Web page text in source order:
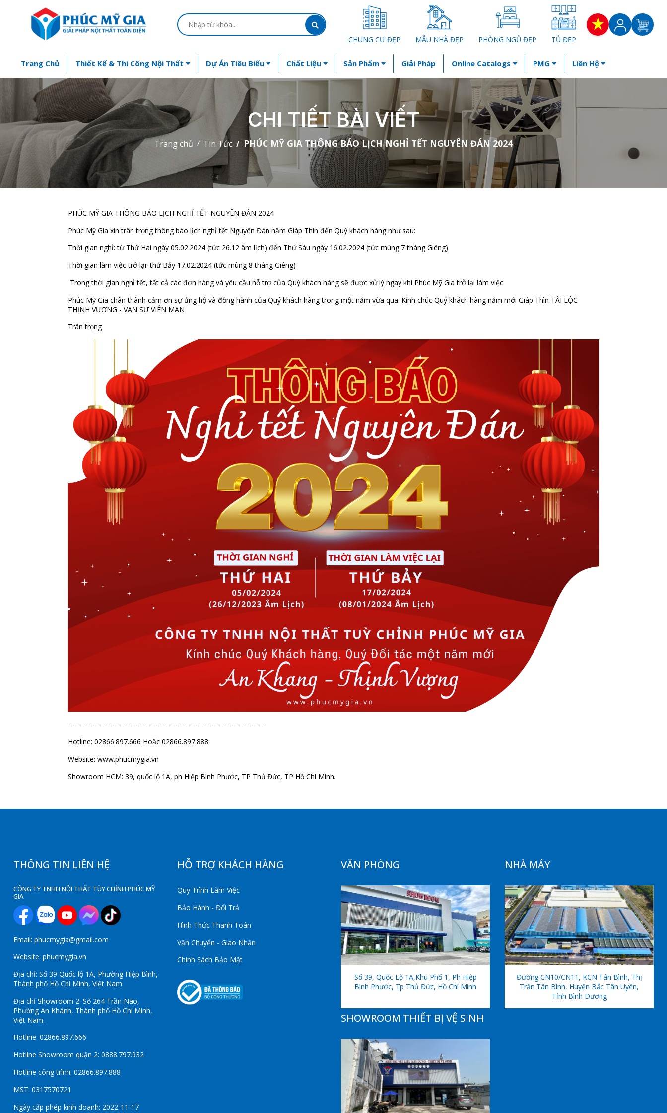
CHUNG CƯ ĐẸP MẪU NHÀ ĐẸP PHÒNG NGỦ ĐẸP TỦ ĐẸP
Trang Chủ Thiết Kế & Thi Công Nội Thất Dự Án Tiêu Biểu Chất Liệu Sản Phẩm Giải Pháp Online Catalogs PMG Liên Hệ
CHI TIẾT BÀI VIẾT
Trang chủ Tin Tức PHÚC MỸ GIA THÔNG BÁO LỊCH NGHỈ TẾT NGUYÊN ĐÁN 2024
PHÚC MỸ GIA THÔNG BÁO LỊCH NGHỈ TẾT NGUYÊN ĐÁN 2024
Phúc Mỹ Gia xin trân trọng thông báo lịch nghỉ tết Nguyên Đán năm Giáp Thìn đến Quý khách hàng như sau:
Thời gian nghỉ: từ Thứ Hai ngày 05.02.2024 (tức 26.12 âm lịch) đến Thứ Sáu ngày 16.02.2024 (tức mùng 7 tháng Giêng)
Thời gian làm việc trở lại: thứ Bảy 17.02.2024 (tức mùng 8 tháng Giêng)
Trong thời gian nghỉ tết, tất cả các đơn hàng và yêu cầu hỗ trợ của Quý khách hàng sẽ được xử lý ngay khi Phúc Mỹ Gia trở lại làm việc.
Phúc Mỹ Gia chân thành cảm ơn sự ủng hộ và đồng hành của Quý khách hàng trong một năm vừa qua. Kính chúc Quý khách hàng năm mới Giáp Thìn TÀI LỘC
THỊNH VƯỢNG - VẠN SỰ VIÊN MÃN
Trân trọng
--------------------------------------------------------------------------------
Hotline: 02866.897.666 Hoặc 02866.897.888
Website: www.phucmygia.vn
Showroom HCM: 39, quốc lộ 1A, ph Hiệp Bình Phước, TP Thủ Đức, TP Hồ Chí Minh.
THÔNG TIN LIÊN HỆ
CÔNG TY TNHH NỘI THẤT TÙY CHỈNH PHÚC MỸ
GIA
Email: phucmygia@gmail.com
Website: phucmygia.vn
Địa chỉ: Số 39 Quốc lộ 1A, Phường Hiệp Bình,
Thành phố Hồ Chí Minh, Việt Nam.
Địa chỉ Showroom 2: Số 264 Trần Não,
Phường An Khánh, Thành phố Hồ Chí Minh,
Việt Nam.
Hotline: 02866.897.666
Hotline Showroom quận 2: 0888.797.932
Hotline công trình: 02866.897.888
MST: 0317570721
Ngày cấp phép kinh doanh: 2022-11-17
HỖ TRỢ KHÁCH HÀNG
Quy Trình Làm Việc
Bảo Hành - Đổi Trả
Hình Thức Thanh Toán
Vận Chuyển - Giao Nhận
Chính Sách Bảo Mật
VĂN PHÒNG
Số 39, Quốc Lộ 1A,khu Phố 1, Ph Hiệp
Bình Phước, Tp Thủ Đức, Hồ Chí Minh
NHÀ MÁY
Đường CN10/CN11, KCN Tân Bình, Thị
Trấn Tân Bình, Huyện Bắc Tân Uyên,
Tỉnh Bình Dương
SHOWROOM THIẾT BỊ VỆ SINH